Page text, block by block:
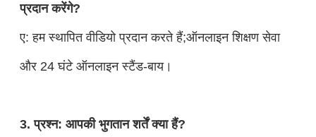
प्रदान करेंगे?
ए: हम स्थापित वीडियो प्रदान करते हैं;ऑनलाइन शिक्षण सेवा
और 24 घंटे ऑनलाइन स्टैंड-बाय।
3. प्रश्न: आपकी भुगतान शर्तें क्या हैं?